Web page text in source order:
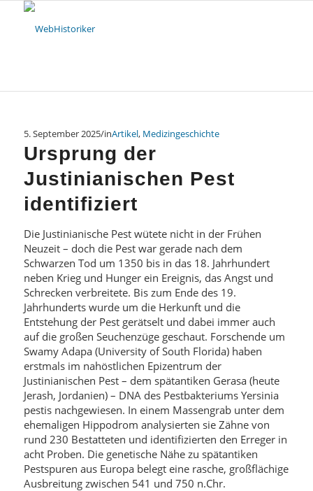
5. September 2025/inArtikel, Medizingeschichte
Ursprung der
Justinianischen Pest
identifiziert
Die Justinianische Pest wütete nicht in der Frühen
Neuzeit – doch die Pest war gerade nach dem
Schwarzen Tod um 1350 bis in das 18. Jahrhundert
neben Krieg und Hunger ein Ereignis, das Angst und
Schrecken verbreitete. Bis zum Ende des 19.
Jahrhunderts wurde um die Herkunft und die
Entstehung der Pest gerätselt und dabei immer auch
auf die großen Seuchenzüge geschaut. Forschende um
Swamy Adapa (University of South Florida) haben
erstmals im nahöstlichen Epizentrum der
Justinianischen Pest – dem spätantiken Gerasa (heute
Jerash, Jordanien) – DNA des Pestbakteriums Yersinia
pestis nachgewiesen. In einem Massengrab unter dem
ehemaligen Hippodrom analysierten sie Zähne von
rund 230 Bestatteten und identifizierten den Erreger in
acht Proben. Die genetische Nähe zu spätantiken
Pestspuren aus Europa belegt eine rasche, großflächige
Ausbreitung zwischen 541 und 750 n.Chr.